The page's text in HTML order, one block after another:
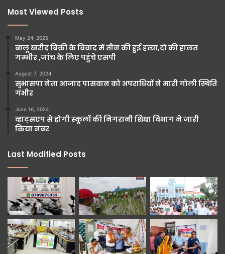
Most Viewed Posts
May 24, 2025
बालू खरीद बिक्री के विवाद में तीन की हुई हत्या,दो की हालत
गम्भीर ,जांच के लिए पहुंचे एसपी
August 7, 2024
सुभासपा नेता आजाद पासवान को अपराधियों ने मारी गोली स्थिति
गंभीर
June 16, 2024
व्हाट्सएप से होगी स्कूलों की निगरानी शिक्षा विभाग ने जारी
किया नंबर
Last Modified Posts